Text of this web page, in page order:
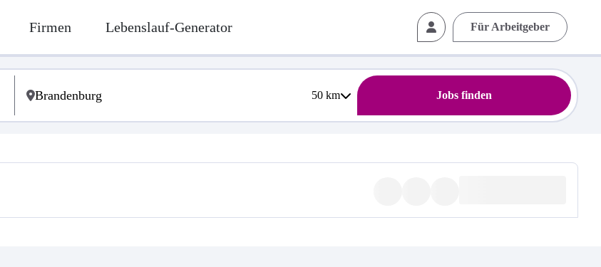
Firmen Lebenslauf-Generator Für Arbeitgeber
50km Jobs finden